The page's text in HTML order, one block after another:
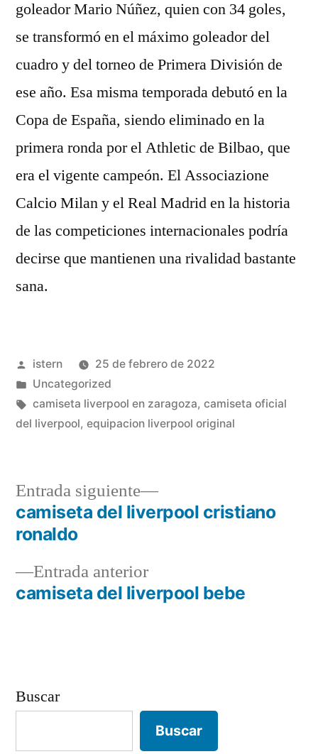
goleador Mario Núñez, quien con 34 goles,
se transformó en el máximo goleador del
cuadro y del torneo de Primera División de
ese año. Esa misma temporada debutó en la
Copa de España, siendo eliminado en la
primera ronda por el Athletic de Bilbao, que
era el vigente campeón. El Associazione
Calcio Milan y el Real Madrid en la historia
de las competiciones internacionales podría
decirse que mantienen una rivalidad bastante
sana.
Publicado
por
istern
25 de febrero de 2022
Publicado
en
Uncategorized
Etiquetas:
camiseta liverpool en zaragoza, camiseta oficial
del liverpool, equipacion liverpool original
Navegación
entradas
Entrada anteriorEntrada
anterior:
camiseta del liverpool bebe
Entrada siguiente
Entrada
siguiente:
camiseta del liverpool cristiano
ronaldo
Buscar
Buscar